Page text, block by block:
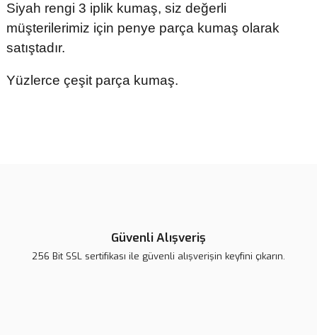
Siyah rengi 3 iplik kumaş, siz değerli
müşterilerimiz için penye parça kumaş olarak
satıştadır.
Yüzlerce çeşit parça kumaş.
Güvenli Alışveriş
256 Bit SSL sertifikası ile güvenli alışverişin keyfini çıkarın.